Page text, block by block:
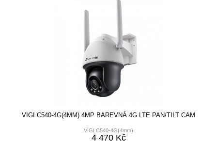
VIGI C540-4G(4MM) 4MP BAREVNÁ 4G LTE PAN/TILT CAM
VIGI C540-4G(4mm)
4 470 Kč